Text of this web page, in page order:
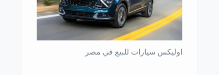
اوليكس سيارات للبيع في مصر